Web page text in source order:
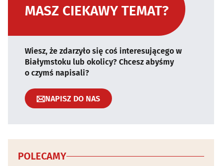
MASZ CIEKAWY TEMAT?
Wiesz, że zdarzyło się coś interesującego w
Białymstoku lub okolicy? Chcesz abyśmy
o czymś napisali?
NAPISZ DO NAS
POLECAMY